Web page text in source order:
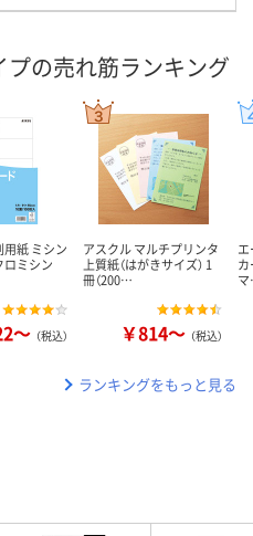
の売れ筋ランキング
用紙 ミシン
ロミシン
～ （税込）
アスクル マルチプリンタ
上質紙（はがきサイズ） 1
冊（200…
￥814～ （税込）
エ
ランキングをもっと見る